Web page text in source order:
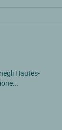
Hautes-